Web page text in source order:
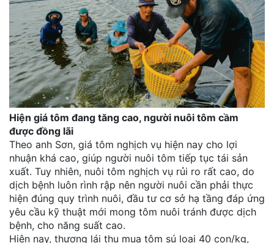
Hiện giá tôm đang tăng cao, người nuôi tôm cầm
được đồng lãi
Theo anh Sơn, giá tôm nghịch vụ hiện nay cho lợi
nhuận khá cao, giúp người nuôi tôm tiếp tục tái sản
xuất. Tuy nhiên, nuôi tôm nghịch vụ rủi ro rất cao, do
dịch bệnh luôn rình rập nên người nuôi cần phải thực
hiện đúng quy trình nuôi, đầu tư cơ sở hạ tầng đáp ứng
yêu cầu kỹ thuật mới mong tôm nuôi tránh được dịch
bệnh, cho năng suất cao.
Hiện nay, thương lái thu mua tôm sú loại 40 con/kg,